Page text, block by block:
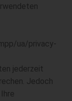
ua/privacy-
jederzeit
Jedoch